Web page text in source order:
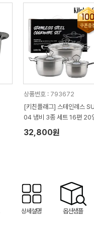
상품번호 : 793672
[키친플래그] 스테인레스
04 냄비 3종 세트 16편 20
24양수
32,800원
상세설명 옵션샘플